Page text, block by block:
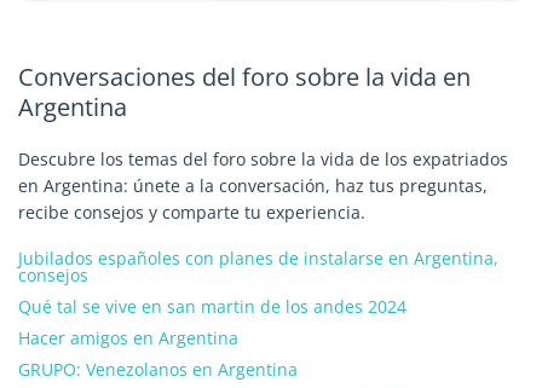
Conversaciones del foro sobre la vida en
Argentina
Descubre los temas del foro sobre la vida de los expatriados
en Argentina: únete a la conversación, haz tus preguntas,
recibe consejos y comparte tu experiencia.
Jubilados españoles con planes de instalarse en Argentina,
consejos
Qué tal se vive en san martin de los andes 2024
Hacer amigos en Argentina
GRUPO: Venezolanos en Argentina